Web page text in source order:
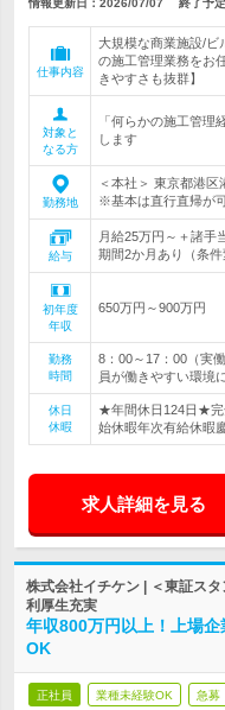
情報更新日：2026/07/07 終了予定
仕事内容
大規模な商業施設/ビ
の施工管理業務をお
きやすさも抜群】
対象と
なる方
「何らかの施工管
します
勤務地
＜本社＞ 東京都港
※基本は直行直帰が
給与
月給25万円～＋諸手
期間2か月あり（条
初年度
年収
650万円～900万円
勤務
時間
8：00～17：00（実
員が働きやすい環境
休日
休暇
★年間休日124日★完
始休暇年次有給休暇
求人詳細を見る
株式会社イチケン | ＜東証ス
利厚生充実
年収800万円以上！上場
OK
正社員 業種未経験OK 急募